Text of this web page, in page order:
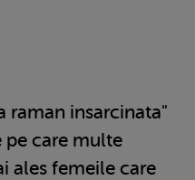
raman insarcinata"
pe care multe
ales femeile care